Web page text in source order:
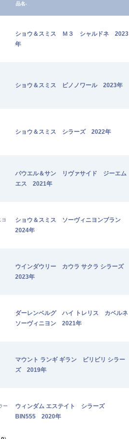
品名-
ショウ＆スミス Ｍ３ シャルドネ 2023
年
ショウ＆スミス ピノノワール 2023年
ショウ＆スミス シラーズ 2022年
パウエル＆サン リヴァサイド ジーエム
エス 2021年
ショウ＆スミス ソーヴィニヨンブラン
2024年
ウインダウリー カウラ サクラ シラーズ
2023年
ダーレンベルグ ハイ トレリス カベルネ
ソーヴィニヨン 2021年
マウント ランギ ギラン ビリビリ シラー
ズ 2019年
ウィンダム エステイト シラーズ
BIN555 2020年